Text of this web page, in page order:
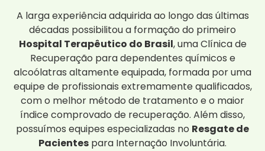
A larga experiência adquirida ao longo das últimas
décadas possibilitou a formação do primeiro
Hospital Terapêutico do Brasil, uma Clínica de
Recuperação para dependentes químicos e
alcoólatras altamente equipada, formada por uma
equipe de profissionais extremamente qualificados,
com o melhor método de tratamento e o maior
índice comprovado de recuperação. Além disso,
possuímos equipes especializadas no Resgate de
Pacientes para Internação Involuntária.